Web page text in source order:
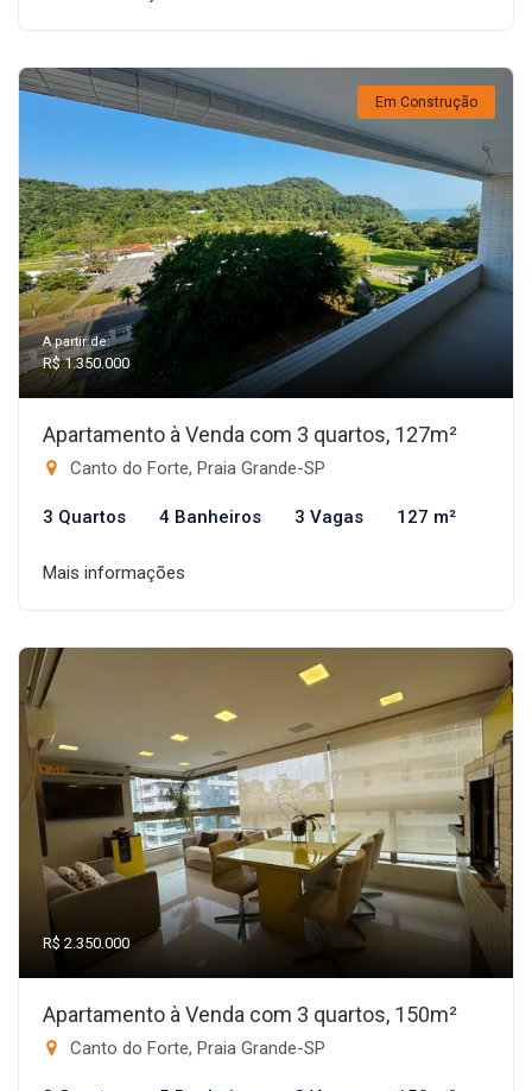
Em Construção
A partir de:
R$ 1.350.000
Apartamento à Venda com 3 quartos, 127m²
Canto do Forte, Praia Grande-SP
3 Quartos 4 Banheiros 3 Vagas 127 m²
Mais informações
R$ 2.350.000
Apartamento à Venda com 3 quartos, 150m²
Canto do Forte, Praia Grande-SP